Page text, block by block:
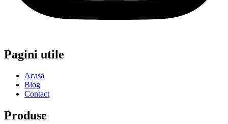
Pagini utile
Acasa
Blog
Contact
Produse